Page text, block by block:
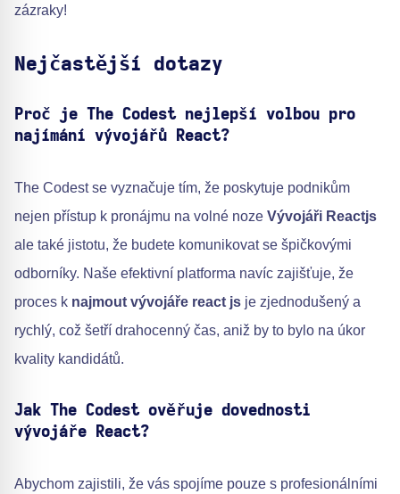
zázraky!
Nejčastější dotazy
Proč je The Codest nejlepší volbou pro
najímání vývojářů React?
The Codest se vyznačuje tím, že poskytuje podnikům
nejen přístup k pronájmu na volné noze Vývojáři Reactjs
ale také jistotu, že budete komunikovat se špičkovými
odborníky. Naše efektivní platforma navíc zajišťuje, že
proces k najmout vývojáře react js je zjednodušený a
rychlý, což šetří drahocenný čas, aniž by to bylo na úkor
kvality kandidátů.
Jak The Codest ověřuje dovednosti
vývojáře React?
Abychom zajistili, že vás spojíme pouze s profesionálními